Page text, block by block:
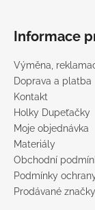
Informace
Výměna,
Doprava a platba
Kontakt
Holky Dupeťačky
Moje objednávka
Materiály
Obchodní
Podmínky
Prodávané značky